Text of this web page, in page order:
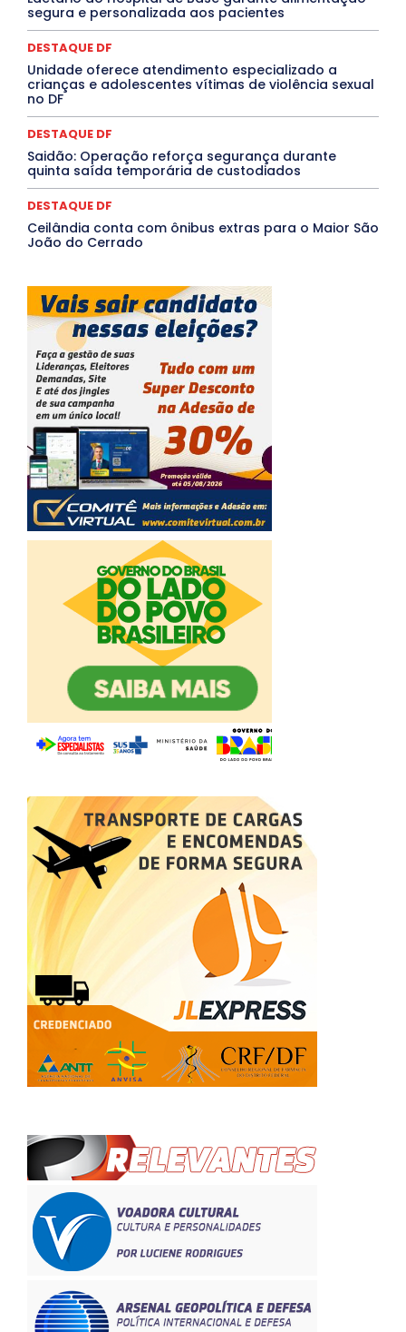
Saúde Agora
SEGURANÇA
TÁ FROID?
TEATRO TECNOLOGIA
TIC TAC
Mais
segura e personalizada aos pacientes
DESTAQUE DF
Unidade oferece atendimento especializado a
crianças e adolescentes vítimas de violência sexual
no DF
DESTAQUE DF
Saidão: Operação reforça segurança durante
quinta saída temporária de custodiados
DESTAQUE DF
Ceilândia conta com ônibus extras para o Maior São
João do Cerrado